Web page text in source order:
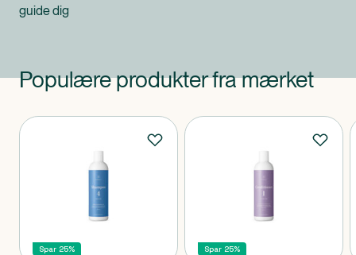
guide dig
Populære produkter fra mærket
Produkter
Spar 25% Spar 25%